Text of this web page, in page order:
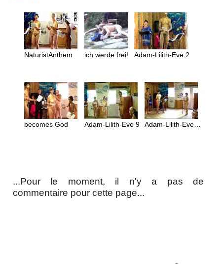
NaturistAnthem ich werde frei! Adam-Lilith-Eve 2
becomes God Adam-Lilith-Eve 9
...Pour le moment, il n'y a pas de
commentaire pour cette page...